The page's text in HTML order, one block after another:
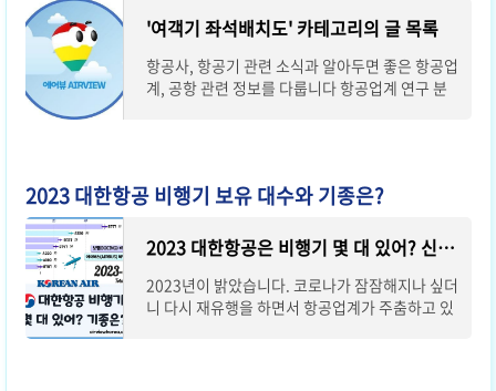
'여객기 좌석배치도' 카테고리의 글 목록
항공사, 항공기 관련 소식과 알아두면 좋은 항공업
계, 공항 관련 정보를 다룹니다 항공업계 연구 분
2023 대한항공 비행기 보유 대수와 기종은?
2023 대한항공은 비행기 몇 대 있어? 신형 기체 도입 계획은?
2023년이 밝았습니다. 코로나가 잠잠해지나 싶더
니 다시 재유행을 하면서 항공업계가 주춤하고 있